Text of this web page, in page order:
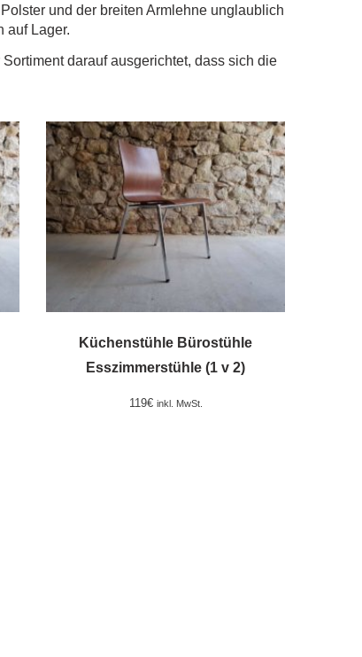
und der breiten Armlehne unglaublich
auf Lager.
darauf ausgerichtet, dass sich die
Küchenstühle Bürostühle
Esszimmerstühle (1 v 2)
119€ inkl. MwSt.